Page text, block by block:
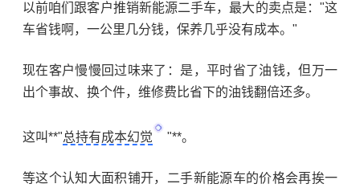
以前咱们跟客户推销新能源二手车，最大的卖点是："这
车省钱啊，一公里几分钱，保养几乎没有成本。"
现在客户慢慢回过味来了：是，平时省了油钱，但万一
出个事故、换个件，维修费比省下的油钱翻倍还多。
这叫**"总持有成本幻觉 "**。
等这个认知大面积铺开，二手新能源车的价格会再挨一